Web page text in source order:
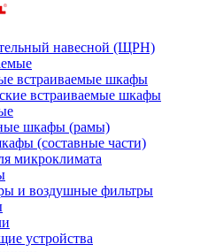
навесной (ЩРН)
встраиваемые шкафы
встраиваемые шкафы
шкафы (рамы)
(составные части)
микроклимата
и воздушные фильтры
устройства